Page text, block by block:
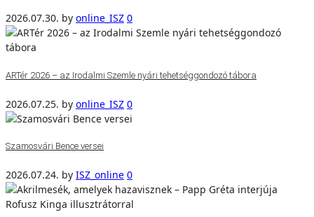
2026.07.30. by online_ISZ 0
ARTér 2026 – az Irodalmi Szemle nyári tehetséggondozó tábora
2026.07.25. by online_ISZ 0
Szamosvári Bence versei
2026.07.24. by ISZ_online 0